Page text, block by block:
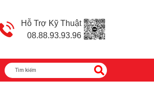
Hỗ Trợ Kỹ Thuật
08.88.93.93.96